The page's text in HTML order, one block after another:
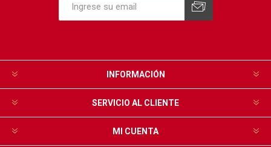
INFORMACIÓN
SERVICIO AL CLIENTE
MI CUENTA